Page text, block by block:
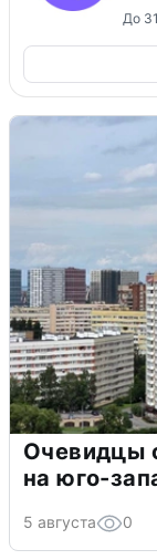
До
Очевидцы
на юго-
5 августа 0